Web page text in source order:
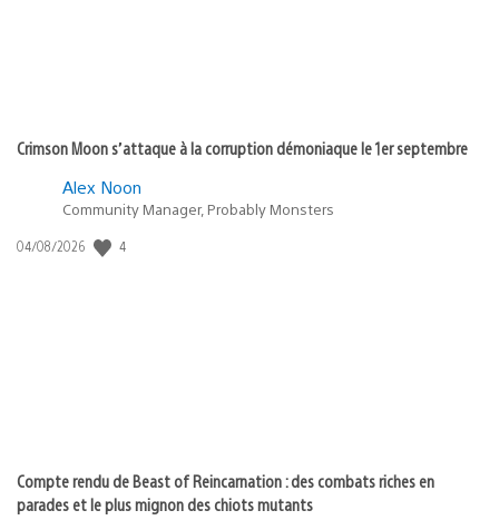
Crimson Moon s’attaque à la corruption démoniaque le 1er septembre
Alex Noon
Community Manager, Probably Monsters
Date
04/08/2026 4
Compte rendu de Beast of Reincarnation : des combats riches en
parades et le plus mignon des chiots mutants